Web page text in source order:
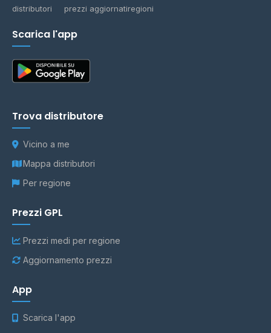
distributori prezzi aggiornatiregioni
Scarica l'app
Trova distributore
Vicino a me
Mappa distributori
Per regione
Prezzi GPL
Prezzi medi per regione
Aggiornamento prezzi
App
Scarica l'app